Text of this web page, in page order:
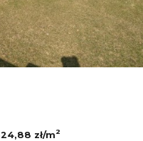
© OpenStreetMap contributors
zł/m2